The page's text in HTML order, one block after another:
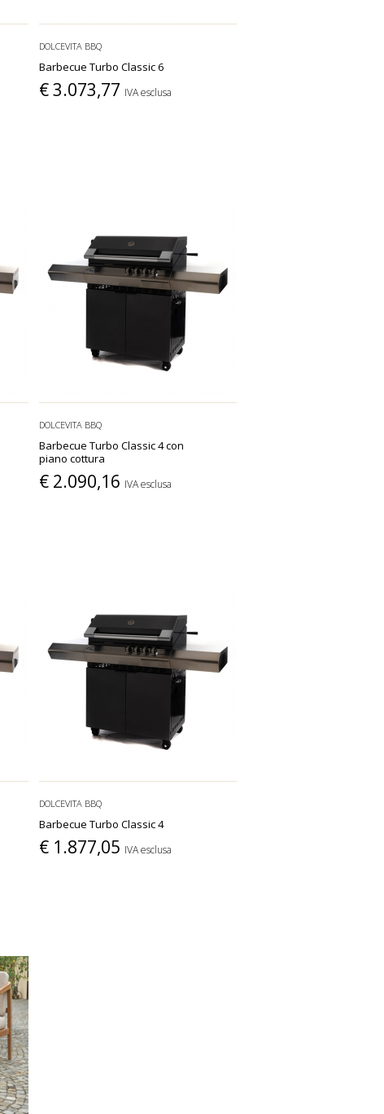
DOLCEVITA BBQ
Barbecue Turbo Classic 6
€ 3.073,77 IVA esclusa
DOLCEVITA BBQ
Barbecue Turbo Classic 4 con
piano cottura
€ 2.090,16 IVA esclusa
DOLCEVITA BBQ
Barbecue Turbo Classic 4
€ 1.877,05 IVA esclusa